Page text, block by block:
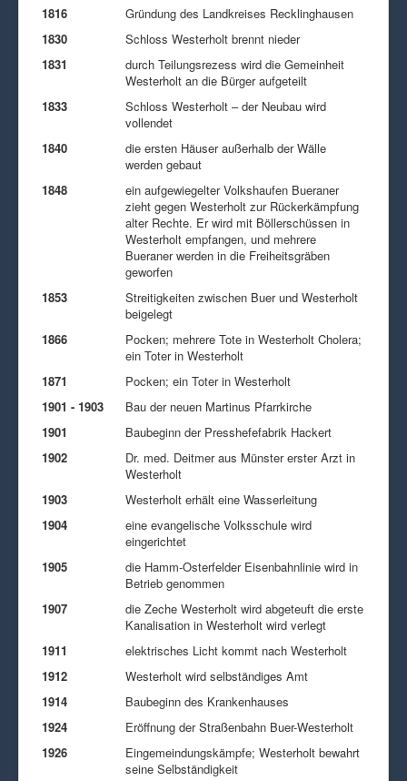
1816
Gründung des Landkreises Recklinghausen
1830
Schloss Westerholt brennt nieder
1831
durch Teilungsrezess wird die Gemeinheit
Westerholt an die Bürger aufgeteilt
1833
Schloss Westerholt – der Neubau wird
vollendet
1840
die ersten Häuser außerhalb der Wälle
werden gebaut
1848
ein aufgewiegelter Volkshaufen Bueraner
zieht gegen Westerholt zur Rückerkämpfung
alter Rechte. Er wird mit Böllerschüssen in
Westerholt empfangen, und mehrere
Bueraner werden in die Freiheitsgräben
geworfen
1853
Streitigkeiten zwischen Buer und Westerholt
beigelegt
1866
Pocken; mehrere Tote in Westerholt Cholera;
ein Toter in Westerholt
1871
Pocken; ein Toter in Westerholt
1901 - 1903
Bau der neuen Martinus Pfarrkirche
1901
Baubeginn der Presshefefabrik Hackert
1902
Dr. med. Deitmer aus Münster erster Arzt in
Westerholt
1903
Westerholt erhält eine Wasserleitung
1904
eine evangelische Volksschule wird
eingerichtet
1905
die Hamm-Osterfelder Eisenbahnlinie wird in
Betrieb genommen
1907
die Zeche Westerholt wird abgeteuft die erste
Kanalisation in Westerholt wird verlegt
1911
elektrisches Licht kommt nach Westerholt
1912
Westerholt wird selbständiges Amt
1914
Baubeginn des Krankenhauses
1924
Eröffnung der Straßenbahn Buer-Westerholt
1926
Eingemeindungskämpfe; Westerholt bewahrt
seine Selbständigkeit